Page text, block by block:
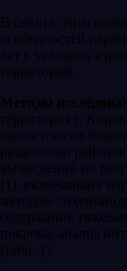
В связи с этим
особенностей
лет в условиях
территорий.
Методы
территория г.
экологически
разделении
вычислений по
[1], включавших
методом
содержание
покрова; анализ
(табл. 1).